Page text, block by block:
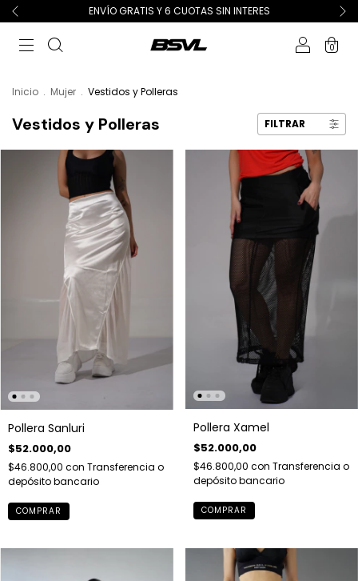
ENVÍO GRATIS Y 6 CUOTAS SIN INTERES
0
Inicio . Mujer . Vestidos y Polleras
Vestidos y Polleras FILTRAR
Pollera Sanluri
$52.000,00
$46.800,00 con Transferencia o
depósito bancario
COMPRAR
Pollera Xamel
$52.000,00
$46.800,00 con Transferencia o
depósito bancario
COMPRAR